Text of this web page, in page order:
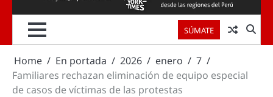
SÚMATE
Home En portada 2026 enero
7
Familiares rechazan eliminación de equipo especial
de casos de víctimas de las protestas